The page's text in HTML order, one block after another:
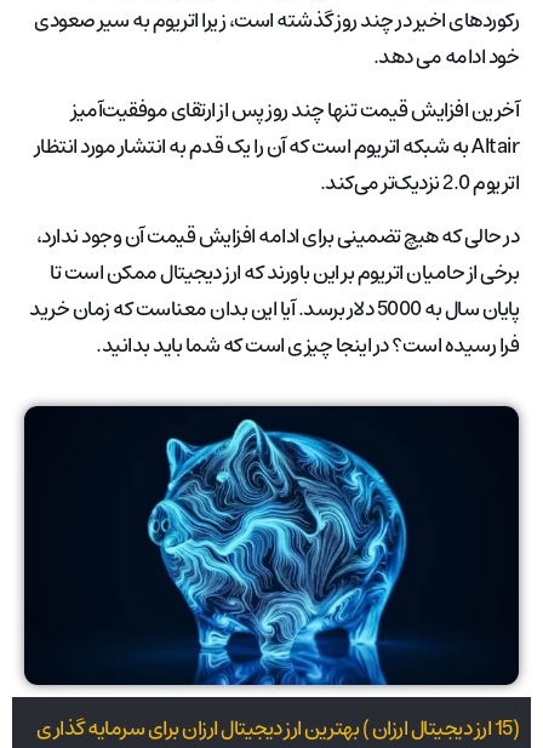
رکوردهای اخیر در چند روز گذشته است، زیرا اتریوم به سیر صعودی
خود ادامه می دهد.
آخرین افزایش قیمت تنها چند روز پس از ارتقای موفقیت‌آمیز
Altair به شبکه اتریوم است که آن را یک قدم به انتشار مورد انتظار
اتریوم 2.0 نزدیک‌تر می‌کند.
در حالی که هیچ تضمینی برای ادامه افزایش قیمت آن وجود ندارد،
برخی از حامیان اتریوم بر این باورند که ارز دیجیتال ممکن است تا
پایان سال به 5000 دلار برسد. آیا این بدان معناست که زمان خرید
فرا رسیده است؟ در اینجا چیزی است که شما باید بدانید.
(15 ارز دیجیتال ارزان ) بهترین ارز دیجیتال ارزان برای سرمایه گذاری